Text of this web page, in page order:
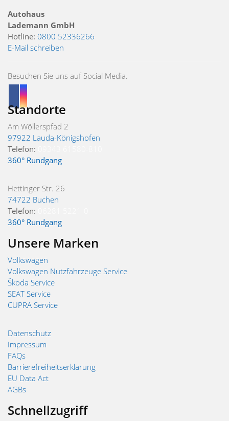
Autohaus
Lademann GmbH
Hotline: 0800 52336266
E-Mail schreiben
Besuchen Sie uns auf Social Media.
Standorte
Am Wöllerspfad 2
97922 Lauda-Königshofen
Telefon:
360° Rundgang
Hettinger Str. 26
74722 Buchen
Telefon:
360° Rundgang
Unsere Marken
Volkswagen
Volkswagen Nutzfahrzeuge Service
Škoda Service
SEAT Service
CUPRA Service
Datenschutz
Impressum
FAQs
Barrierefreiheitserklärung
EU Data Act
AGBs
Schnellzugriff